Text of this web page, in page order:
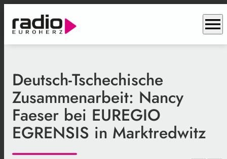
menu
Deutsch-Tschechische
Zusammenarbeit: Nancy
Faeser bei EUREGIO
EGRENSIS in Marktredwitz